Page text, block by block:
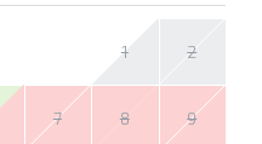
1 2
7 8 9